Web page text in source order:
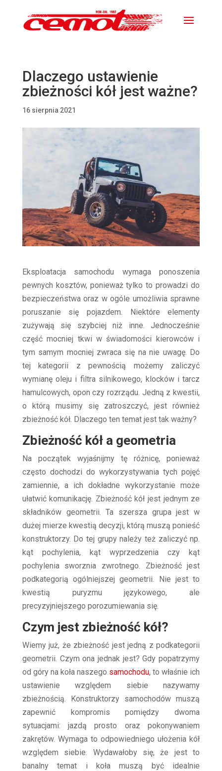
Dlaczego ustawienie
zbieżności kół jest ważne?
16 sierpnia 2021
Eksploatacja samochodu wymaga ponoszenia
pewnych kosztów, ponieważ tylko to prowadzi do
bezpieczeństwa oraz w ogóle umożliwia sprawne
poruszanie się pojazdem. Niektóre elementy
zużywają się szybciej niż inne. Jednocześnie
część mocniej tkwi w świadomości kierowców i
tym samym mocniej zwraca się na nie uwagę. Do
tej kategorii z pewnością możemy zaliczyć
wymianę oleju i filtra silnikowego, klocków i tarcz
hamulcowych, opon czy rozrządu. Jedną z kwestii,
o którą musimy się zatroszczyć, jest również
zbieżność kół. Dlaczego ten temat jest tak ważny?
Zbieżność kół a geometria
Na początek wyjaśnijmy tę różnicę, ponieważ
często dochodzi do wykorzystywania tych pojęć
zamiennie, a ich dokładne wykorzystanie może
ułatwić komunikację. Zbieżność kół jest jednym ze
składników geometrii. Ta szersza grupa jest w
dużej mierze kwestią decyzji, którą muszą ponieść
konstruktorzy. Do tej grupy należy też zaliczyć np.
kąt pochylenia, kąt wyprzedzenia czy kąt
pochylenia sworznia zwrotnego. Zbieżność jest
podkategorią ogólniejszej geometrii. Nie jest to
kwestią puryzmu językowego, ale
precyzyjniejszego porozumiewania się.
Czym jest zbieżność kół?
Wiemy już, że zbieżność jest jedną z podkategorii
geometrii. Czym ona jednak jest? Gdy popatrzymy
od góry na koła naszego samochodu, to właśnie ich
ustawienie względem siebie nazywamy
zbieżnością. Konstruktorzy samochodów muszą
zapewnić kompromis pomiędzy dwoma
sytuacjami: jazdą prosto oraz pokonywaniem
zakrętów. Wymaga to odpowiedniego ułożenia kół
względem siebie. Wydawałoby się, że jest to
banalny temat i koła muszą być idealnie